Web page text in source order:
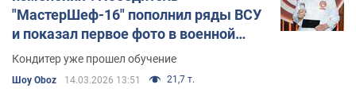
"МастерШеф-16" пополнил ряды ВСУ
и показал первое фото в военной
форме
Кондитер уже прошел обучение
Шоу Oboz 14.03.2026 13:51 21,7 т.